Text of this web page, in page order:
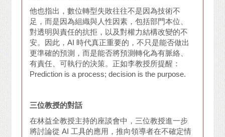
他也指出，數位轉型失敗往往不是因為技術不
足，而是因為組織與人性因素，包括部門本位、
對透明與責任的抗拒，以及對權力結構改變的不
安。因此，AI 時代真正重要的，不只是能否做出
更準確的預測，而是能否將預測轉化為有脈絡、
有責任、可執行的決策。正如李教授所提醒：
Prediction is a process; decision is the purpose.
三位教授的對話
在林益全教授主持的座談會中，三位教授進一步
將討論從 AI 工具的應用，推向領導者在不確定情